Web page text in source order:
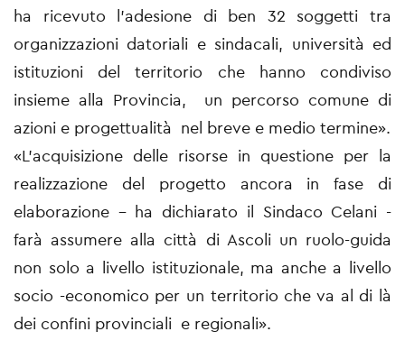
ha ricevuto l’adesione di ben 32 soggetti tra
organizzazioni datoriali e sindacali, università ed
istituzioni del territorio che hanno condiviso
insieme alla Provincia, un percorso comune di
azioni e progettualità nel breve e medio termine».
«L’acquisizione delle risorse in questione per la
realizzazione del progetto ancora in fase di
elaborazione – ha dichiarato il Sindaco Celani -
farà assumere alla città di Ascoli un ruolo-guida
non solo a livello istituzionale, ma anche a livello
socio -economico per un territorio che va al di là
dei confini provinciali e regionali».